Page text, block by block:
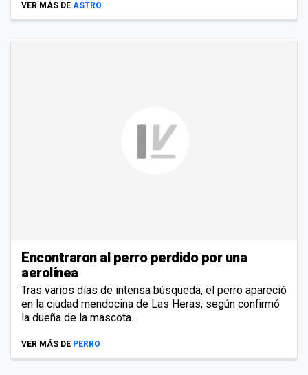
VER MÁS DE ASTRO
Encontraron al perro perdido por una
aerolínea
Tras varios días de intensa búsqueda, el perro apareció
en la ciudad mendocina de Las Heras, según confirmó
la dueña de la mascota.
VER MÁS DE PERRO